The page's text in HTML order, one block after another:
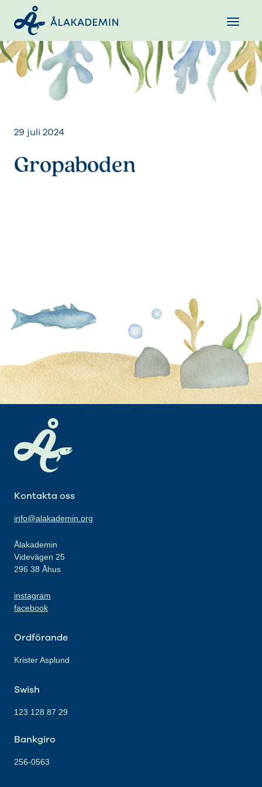
29 juli 2024
Gropaboden
Kontakta oss
info@alakademin.org
Ålakademin
Videvägen 25
296 38 Åhus
instagram
facebook
Ordförande
Krister Asplund
Swish
123 128 87 29
Bankgiro
256-0563